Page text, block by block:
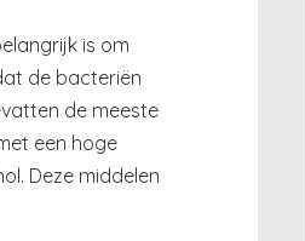
is om
de bacteriën
de meeste
een hoge
Deze middelen